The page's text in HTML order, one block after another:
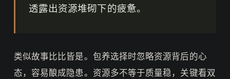
透露出资源堆砌下的疲惫。
类似故事比比皆是。包养选择时忽略资源背后的心
态，容易酿成隐患。资源多不等于质量稳，关键看双